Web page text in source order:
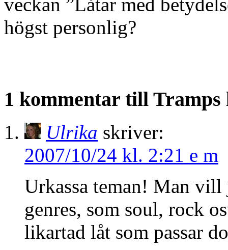
högst personlig?
1 kommentar till Tramps
Ulrika skriver:
2007/10/24 kl. 2:21 e m
Urkassa teman! Man
genres, som soul, rock
likartad låt som passar